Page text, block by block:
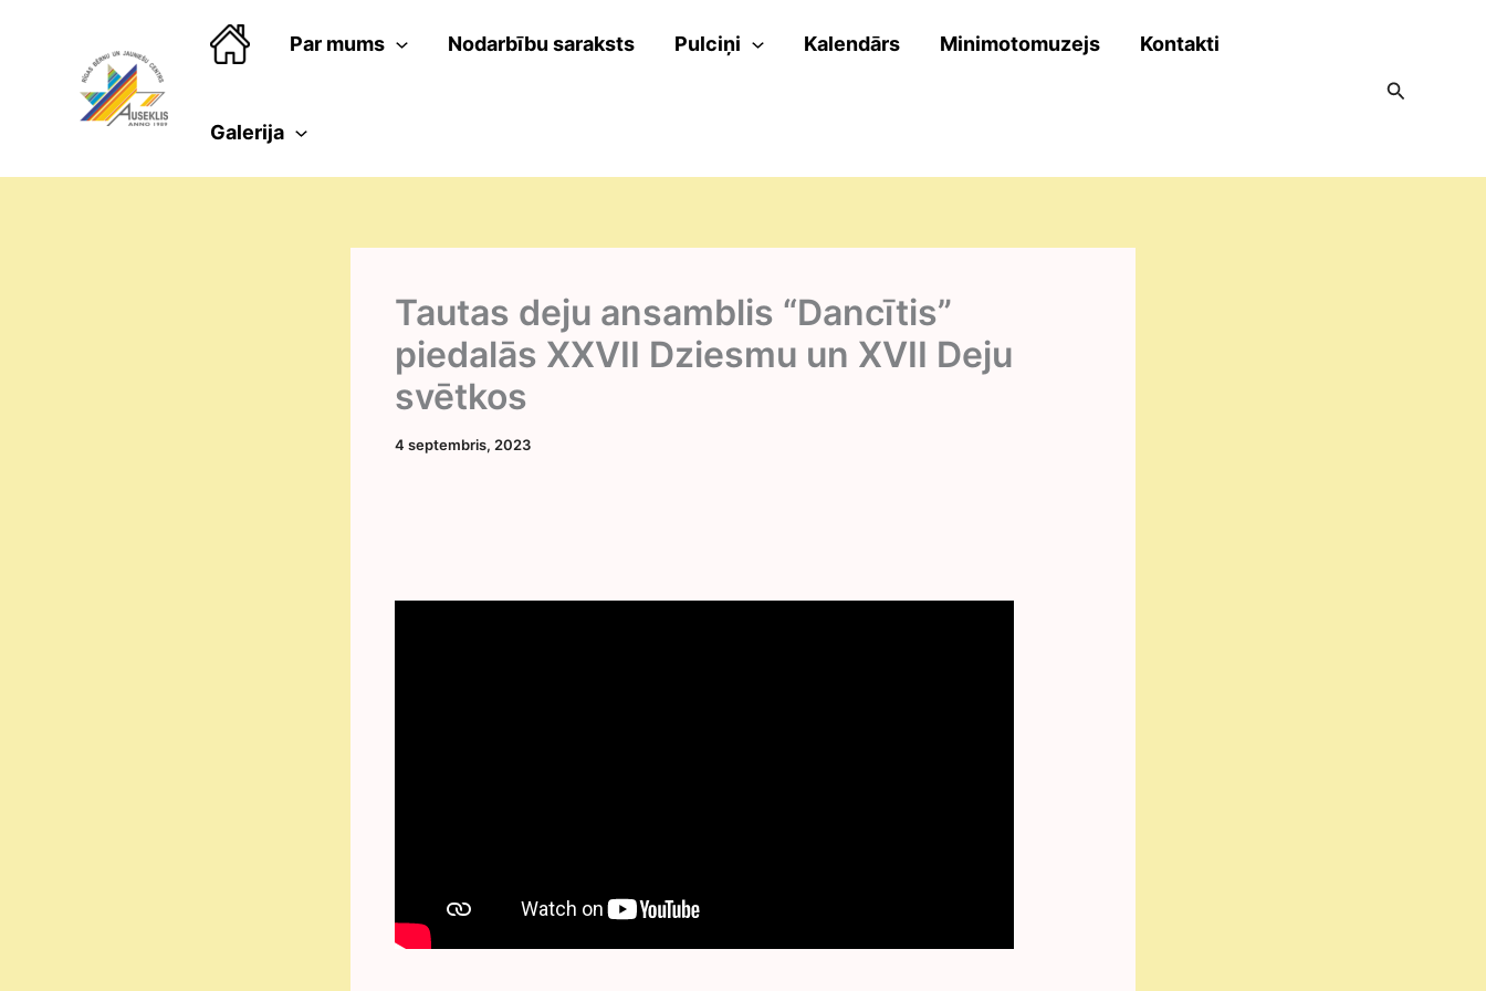
Par mums Nodarbību saraksts Pulciņi Kalendārs Minimotomuzejs Kontakti
Galerija
Search
Tautas deju ansamblis “Dancītis”
piedalās XXVII Dziesmu un XVII Deju
svētkos
4 septembris, 2023